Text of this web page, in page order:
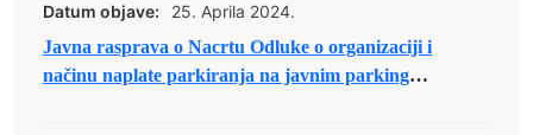
Datum objave:
25. Aprila 2024.
Javna rasprava o Nacrtu Odluke o organizaciji i
načinu naplate parkiranja na javnim parking